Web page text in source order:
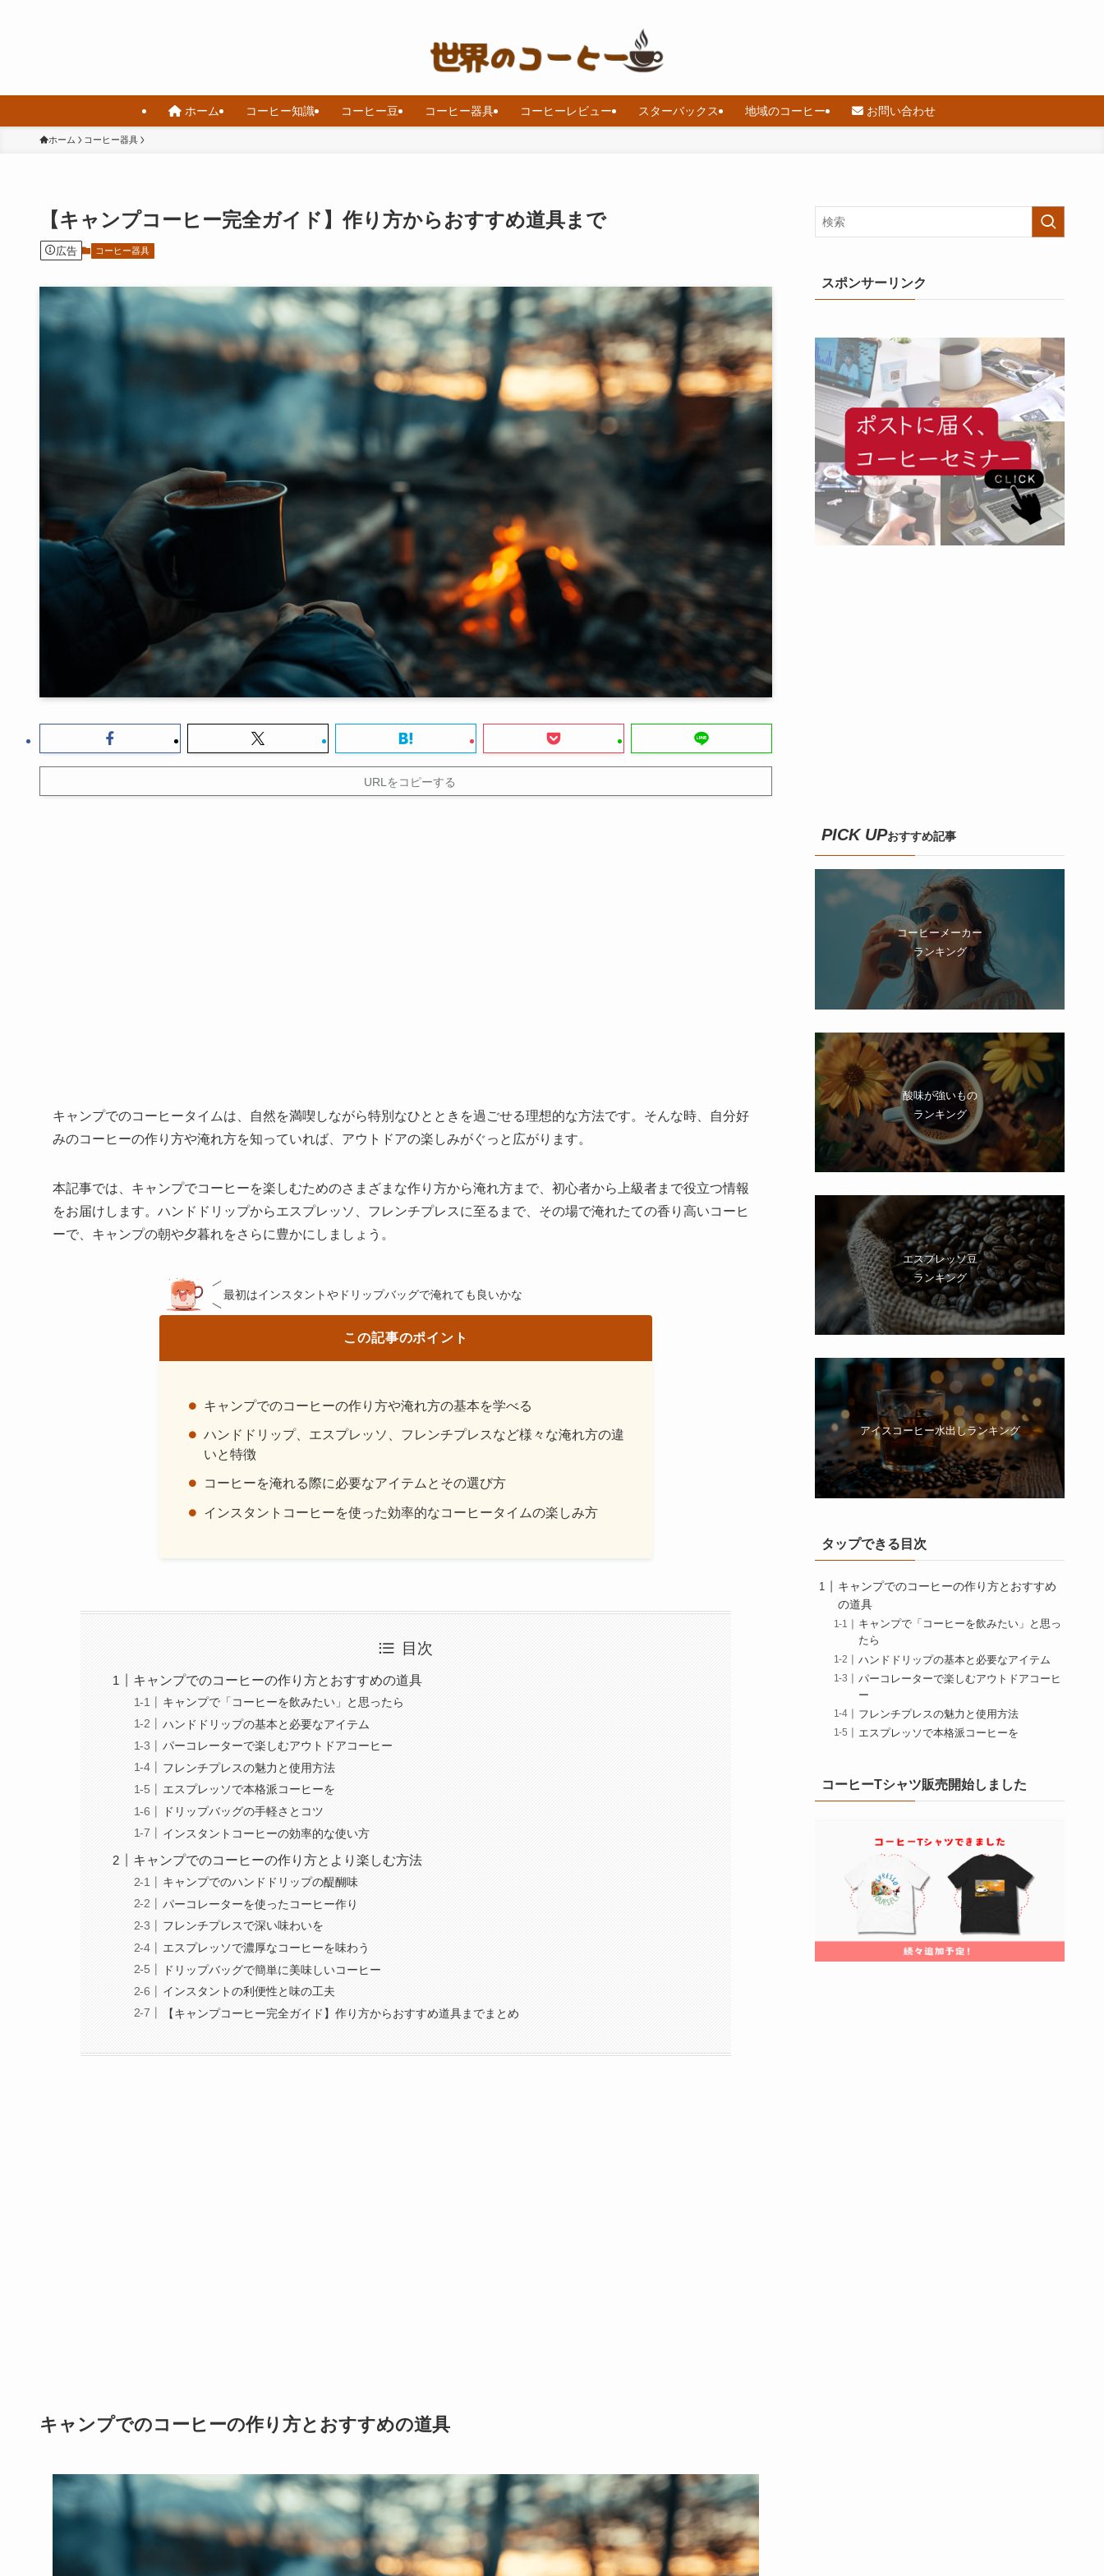
ホーム コーヒー知識 コーヒー豆 コーヒー器具 コーヒーレビュー スターバックス 地域のコーヒー お問い合わせ
ホーム コーヒー器具
【キャンプコーヒー完全ガイド】作り方からおすすめ道具まで
広告 コーヒー器具
URLをコピーする
キャンプでのコーヒータイムは、自然を満喫しながら特別なひとときを過ごせる理想的な方法です。そんな時、自分好
みのコーヒーの作り方や淹れ方を知っていれば、アウトドアの楽しみがぐっと広がります。
本記事では、キャンプでコーヒーを楽しむためのさまざまな作り方から淹れ方まで、初心者から上級者まで役立つ情報
をお届けします。ハンドドリップからエスプレッソ、フレンチプレスに至るまで、その場で淹れたての香り高いコーヒ
ーで、キャンプの朝や夕暮れをさらに豊かにしましょう。
最初はインスタントやドリップバッグで淹れても良いかな
この記事のポイント
キャンプでのコーヒーの作り方や淹れ方の基本を学べる
ハンドドリップ、エスプレッソ、フレンチプレスなど様々な淹れ方の違
いと特徴
コーヒーを淹れる際に必要なアイテムとその選び方
インスタントコーヒーを使った効率的なコーヒータイムの楽しみ方
目次
キャンプでのコーヒーの作り方とおすすめの道具
キャンプで「コーヒーを飲みたい」と思ったら
ハンドドリップの基本と必要なアイテム
パーコレーターで楽しむアウトドアコーヒー
フレンチプレスの魅力と使用方法
エスプレッソで本格派コーヒーを
ドリップバッグの手軽さとコツ
インスタントコーヒーの効率的な使い方
キャンプでのコーヒーの作り方とより楽しむ方法
キャンプでのハンドドリップの醍醐味
パーコレーターを使ったコーヒー作り
フレンチプレスで深い味わいを
エスプレッソで濃厚なコーヒーを味わう
ドリップバッグで簡単に美味しいコーヒー
インスタントの利便性と味の工夫
【キャンプコーヒー完全ガイド】作り方からおすすめ道具までまとめ
キャンプでのコーヒーの作り方とおすすめの道具
スポンサーリンク
PICK UPおすすめ記事
コーヒーメーカー
ランキング
酸味が強いもの
ランキング
エスプレッソ豆
ランキング
アイスコーヒー水出しランキング
タップできる目次
キャンプでのコーヒーの作り方とおすすめ
の道具
キャンプで「コーヒーを飲みたい」と思っ
たら
ハンドドリップの基本と必要なアイテム
パーコレーターで楽しむアウトドアコーヒ
ー
フレンチプレスの魅力と使用方法
エスプレッソで本格派コーヒーを
キャンプでのコーヒーの作り方とより楽し
パーコレーターを使ったコーヒー作り
フレンチプレスで深い味わいを
エスプレッソで濃厚なコーヒーを味わう
ドリップバッグで簡単に美味しいコーヒー
インスタントの利便性と味の工夫
【キャンプコーヒー完全ガイド】作り方か
らおすすめ道具までまとめ
コーヒーTシャツ販売開始しました